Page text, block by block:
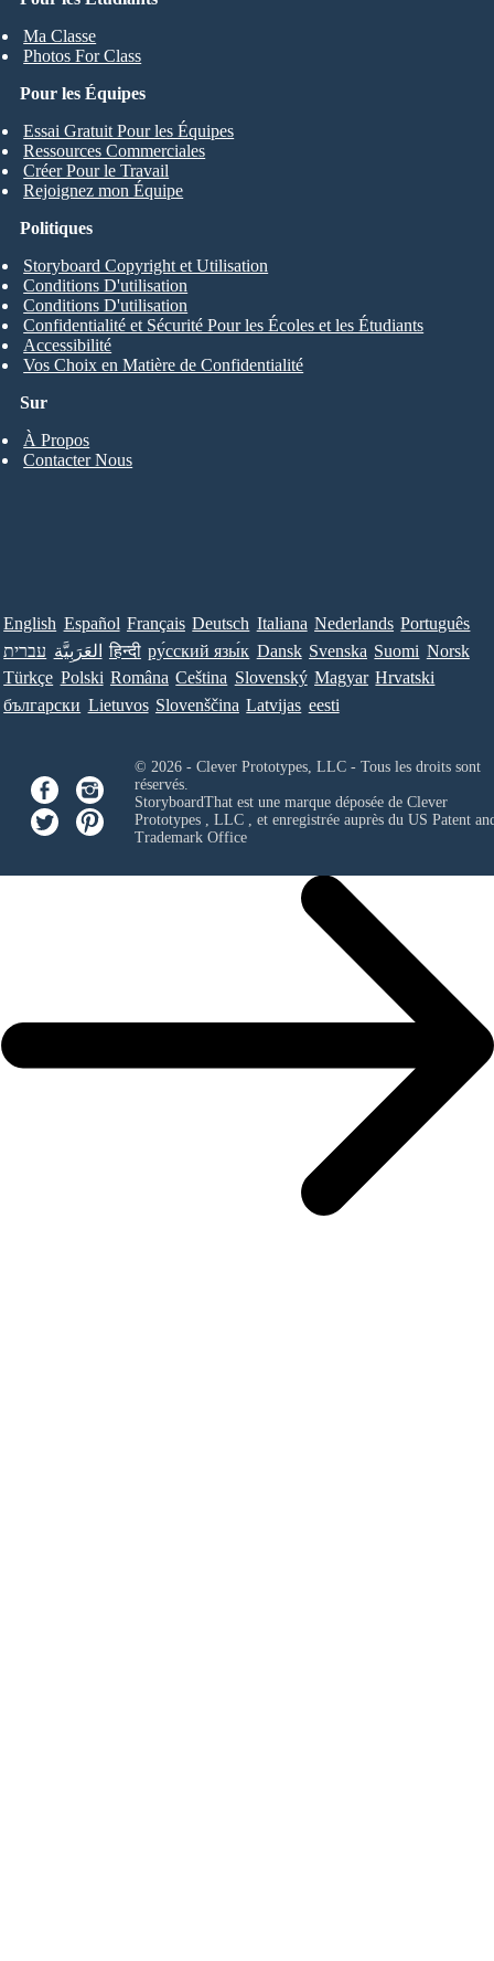
Ma Classe
Photos For Class
Pour les Équipes
Essai Gratuit Pour les Équipes
Ressources Commerciales
Créer Pour le Travail
Rejoignez mon Équipe
Sur
À Propos
Contacter Nous
Politiques
Storyboard Copyright et Utilisation
Conditions D'utilisation
Conditions D'utilisation
Confidentialité et Sécurité Pour les Écoles et les Étudiants
Accessibilité
Vos Choix en Matière de Confidentialité
English Español Français Deutsch Italiana Nederlands Português
עברית العَرَبِيَّة हिन्दी ру́сский язы́к Dansk Svenska Suomi Norsk
Türkçe Polski Româna Ceština Slovenský Magyar Hrvatski
български Lietuvos Slovenščina Latvijas eesti
© 2026 - Clever Prototypes, LLC - Tous les droits sont
réservés.
StoryboardThat est une marque déposée de Clever
Prototypes , LLC, et enregistrée auprès du US Patent
Trademark Office